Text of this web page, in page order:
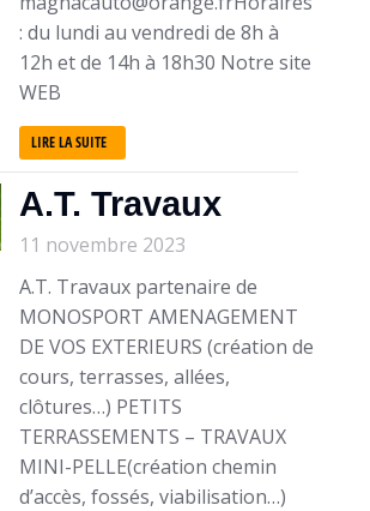
: du lundi au vendredi de 8h à
12h et de 14h à 18h30 Notre site
WEB
LIRE LA SUITE
A.T. Travaux
11 novembre 2023
A.T. Travaux partenaire de
MONOSPORT AMENAGEMENT
DE VOS EXTERIEURS (création de
cours, terrasses, allées,
clôtures…) PETITS
TERRASSEMENTS – TRAVAUX
MINI-PELLE(création chemin
d’accès, fossés, viabilisation…)